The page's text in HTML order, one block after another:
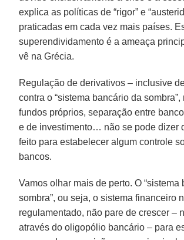
explica as políticas de “rigor” e
praticadas em cada vez mais países.
superendividamento é a ameaça
vê na Grécia.
Regulação de derivativos – inclusive
contra o “sistema bancário da sombra”,
fundos próprios, separação entre
e de investimento… não se pode dizer
feito para estabelecer algum controle
bancos.
Vamos olhar mais de perto. O “sistema
sombra”, ou seja, o sistema financeiro
regulamentado, não pare de crescer –
através do oligopólio bancário – para